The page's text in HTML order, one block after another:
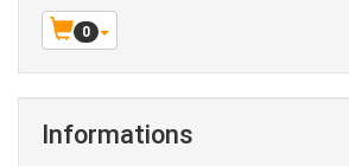
0
Informations